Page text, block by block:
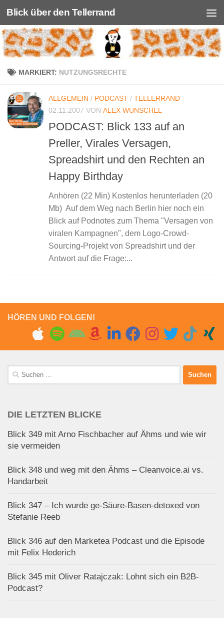
Unter dem Inhalt
Blick über den Tellerrand
MARKIERT: NUTZUNGSRECHTE
ALLGEMEIN / PODCAST / TELLERRAND
02.11.2007 VON ALEX WUNSCHEL
PODCAST: Blick 133 auf an
Preller, Virales Versagen,
Spreadshirt und den Rechten an
Happy Birthday
Anhören (22 Min) Kostenlos herunterladen (20
Mb) Auf dem Weg nach Berlin hier noch ein
Blick auf Podnotes zum Thema "Versagen von
viralen Kampagnen", dem Logo-Crowd-
Sourcing-Projekt von Spreadshirt und der
Antwort auf die Frage:...
HÖREN UND FOLGEN!
Suchen
nach:
DIE LETZTEN BLICKE
Blick 349 mit Arno Fischbacher auf Ähms und wie wir
sie vermeiden
Blick 348 und weg mit den Ähms – Cleanvoice.ai vs.
Handarbeit
Blick 347 – Ich wurde ge-Säure-Basen-detoxed von
Stefanie Reeb
Blick 346 auf den Marketea Podcast und die Episode
mit Felix Hederich
Blick 345 mit Oliver Ratajczak: Lohnt sich ein B2B-
Podcast?